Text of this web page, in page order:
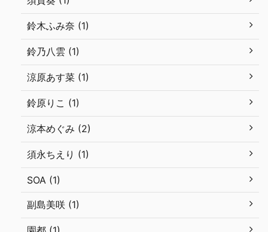
鈴木ふみ奈 (1)
鈴乃八雲 (1)
涼原あす菜 (1)
鈴原りこ (1)
涼本めぐみ (2)
須永ちえり (1)
SOA (1)
副島美咲 (1)